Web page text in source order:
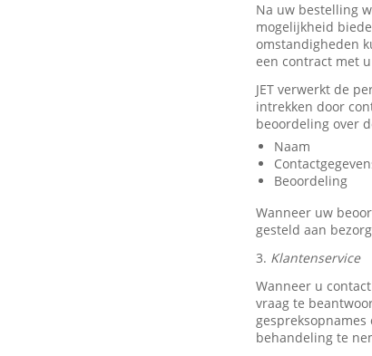
Na uw bestelling
mogelijkheid
omstandigheden
een contract met
JET verwerkt de
intrekken door
beoordeling over
Naam
Beoordeling
Wanneer uw
gesteld aan
3. Klantenservice
Wanneer u
vraag te
behandeling te